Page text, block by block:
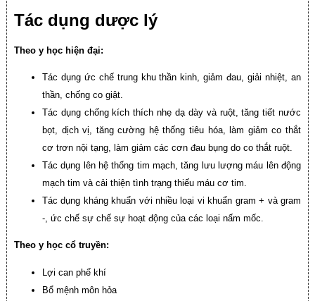
Tác dụng dược lý
Theo y học hiện đại:
Tác dụng ức chế trung khu thần kinh, giảm đau, giải nhiệt, an
thần, chống co giật.
Tác dụng chống kích thích nhẹ dạ dày và ruột, tăng tiết nước
bọt, dịch vị, tăng cường hệ thống tiêu hóa, làm giảm co thắt
cơ trơn nội tạng, làm giảm các cơn đau bụng do co thắt ruột.
Tác dụng lên hệ thống tim mạch, tăng lưu lượng máu lên động
mạch tim và cải thiện tình trạng thiếu máu cơ tim.
Tác dụng kháng khuẩn với nhiều loại vi khuẩn gram + và gram
-, ức chế sự chế sự hoạt động của các loại nấm mốc.
Theo y học cổ truyền:
Lợi can phế khí
Bổ mệnh môn hỏa